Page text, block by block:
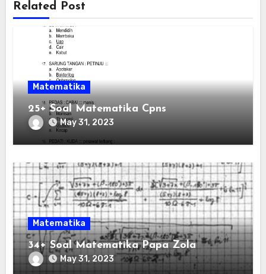
Related Post
Matematika
25+ Soal Matematika Cpns
May 31, 2023
Matematika
34+ Soal Matematika Papa Zola
May 31, 2023